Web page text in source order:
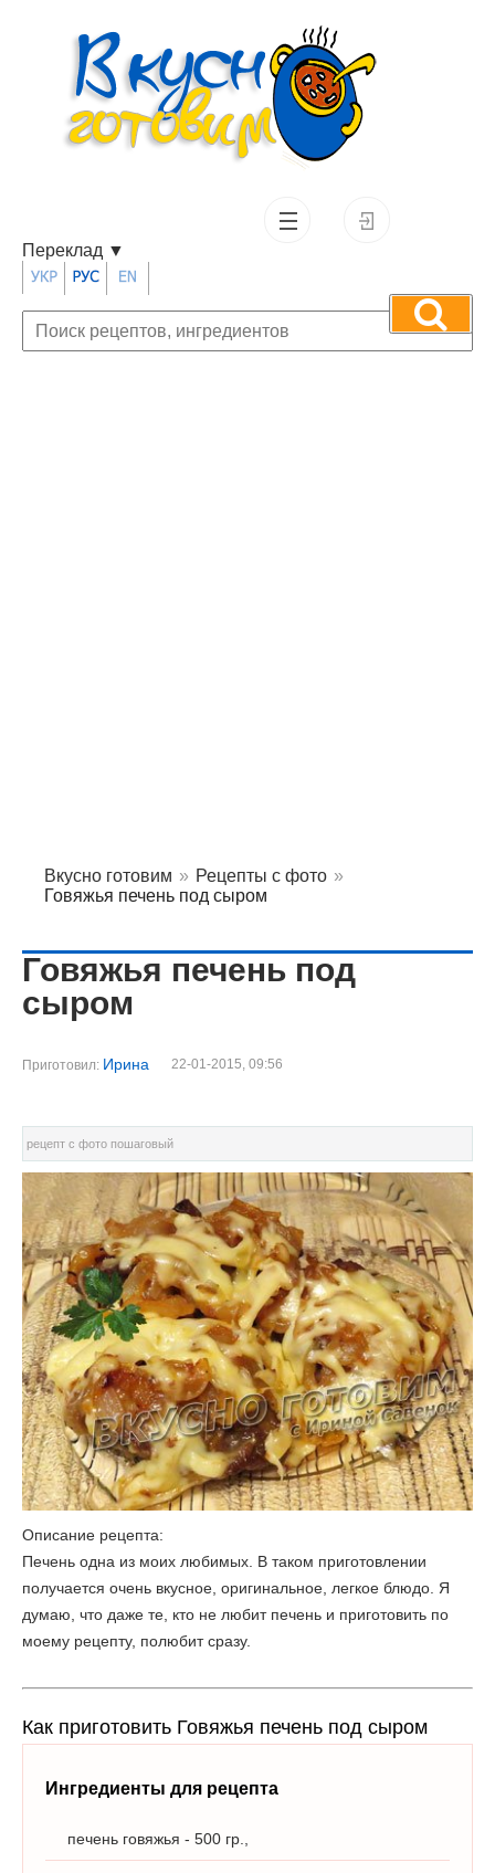
Переклад ▼
Вкусно готовим » Рецепты с фото »
Говяжья печень под сыром
Говяжья печень под
сыром
Приготовил: Ирина 22-01-2015, 09:56
рецепт с фото пошаговый
Описание рецепта:
Печень одна из моих любимых. В таком приготовлении
получается очень вкусное, оригинальное, легкое блюдо. Я
думаю, что даже те, кто не любит печень и приготовить по
моему рецепту, полюбит сразу.
Как приготовить Говяжья печень под сыром
Ингредиенты для рецепта
печень говяжья - 500 гр.,